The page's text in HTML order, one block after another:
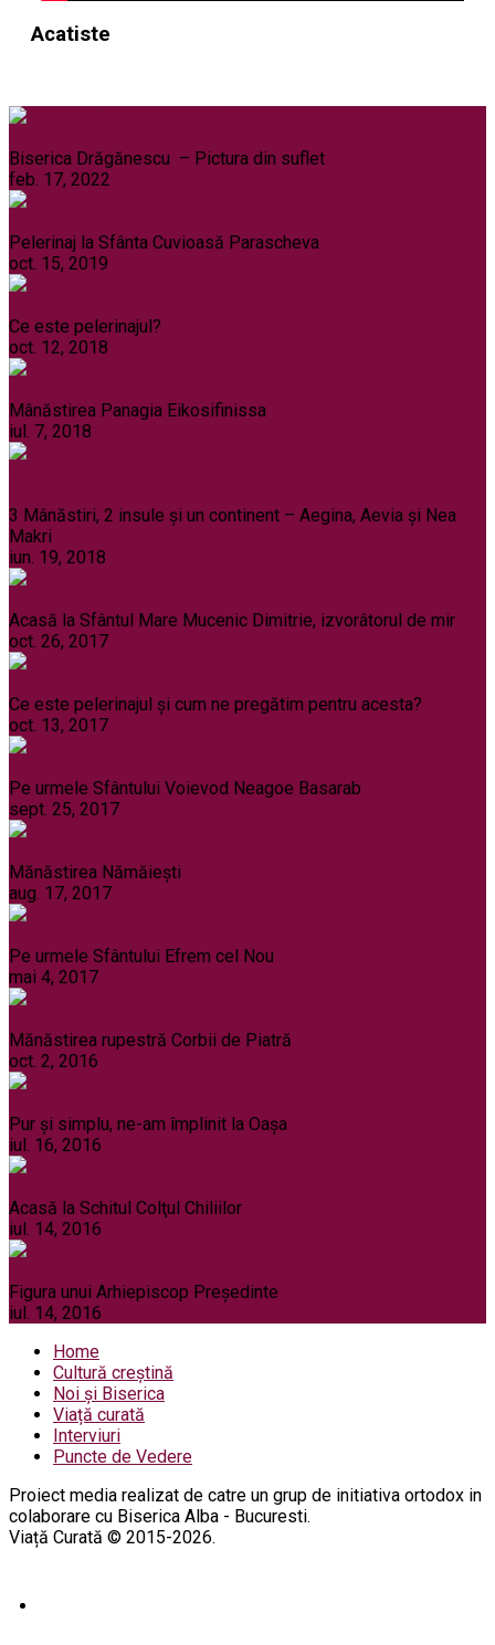
Acatiste
Biserica Drăgănescu – Pictura din suflet
feb. 17, 2022
Pelerinaj la Sfânta Cuvioasă Parascheva
oct. 15, 2019
Ce este pelerinajul?
oct. 12, 2018
Mânăstirea Panagia Eikosifinissa
iul. 7, 2018
3 Mânăstiri, 2 insule și un continent – Aegina, Aevia și Nea
Makri
iun. 19, 2018
Acasă la Sfântul Mare Mucenic Dimitrie, izvorâtorul de mir
oct. 26, 2017
Ce este pelerinajul şi cum ne pregătim pentru acesta?
oct. 13, 2017
Pe urmele Sfântului Voievod Neagoe Basarab
sept. 25, 2017
Mănăstirea Nămăiești
aug. 17, 2017
Pe urmele Sfântului Efrem cel Nou
mai 4, 2017
Mănăstirea rupestră Corbii de Piatră
oct. 2, 2016
Pur şi simplu, ne-am împlinit la Oaşa
iul. 16, 2016
Acasă la Schitul Colţul Chiliilor
iul. 14, 2016
Figura unui Arhiepiscop Preşedinte
iul. 14, 2016
Home
Cultură creștină
Noi și Biserica
Viață curată
Interviuri
Puncte de Vedere
Proiect media realizat de catre un grup de initiativa ortodox in
colaborare cu Biserica Alba - Bucuresti.
Viață Curată © 2015-2026.